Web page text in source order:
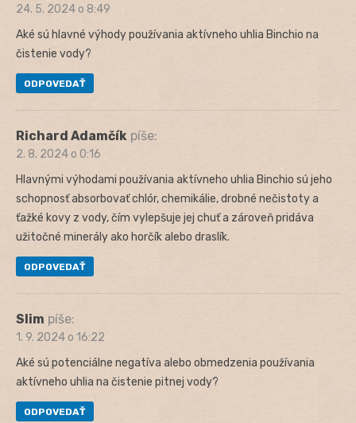
24. 5. 2024 o 8:49
Aké sú hlavné výhody používania aktívneho uhlia Binchio na
čistenie vody?
ODPOVEDAŤ
Richard Adamčík píše:
2. 8. 2024 o 0:16
Hlavnými výhodami používania aktívneho uhlia Binchio sú jeho
schopnosť absorbovať chlór, chemikálie, drobné nečistoty a
ťažké kovy z vody, čím vylepšuje jej chuť a zároveň pridáva
užitočné minerály ako horčík alebo draslík.
ODPOVEDAŤ
Slim píše:
1. 9. 2024 o 16:22
Aké sú potenciálne negatíva alebo obmedzenia používania
aktívneho uhlia na čistenie pitnej vody?
ODPOVEDAŤ